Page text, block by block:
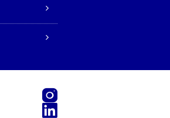
Instagram
LinkedIn